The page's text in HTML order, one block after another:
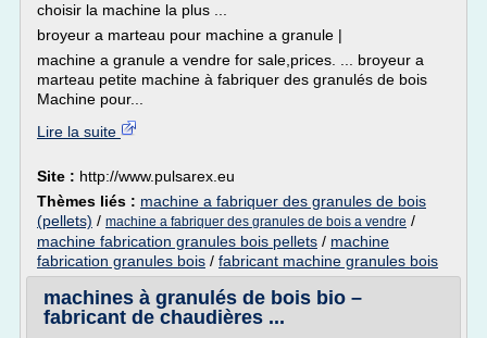
choisir la machine la plus ...
broyeur a marteau pour machine a granule |
machine a granule a vendre for sale,prices. ... broyeur a
marteau petite machine à fabriquer des granulés de bois
Machine pour...
Lire la suite
Site : http://www.pulsarex.eu
Thèmes liés : machine a fabriquer des granules de bois
(pellets) / machine a fabriquer des granules de bois a vendre /
machine fabrication granules bois pellets / machine
fabrication granules bois / fabricant machine granules bois
machines à granulés de bois bio –
fabricant de chaudières ...